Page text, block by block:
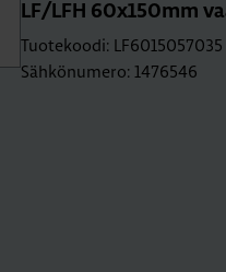
LF/LFH 60x150mm
Tuotekoodi: LF6015057035
Sähkönumero: 1476546